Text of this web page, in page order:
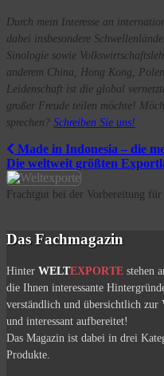
Durch mein Interesse an
dabei insbesondere
Sinologie sowie
anderem China, Hong Kong,
Leidenschaft ist die global
großer Freude teilen möchte!
sprechen? Schreiben Sie uns!
Beitrags-
Navigation
Made in Indonesia – die
Die weltweit größten
Frachtgut bei der Vorbereitung
Das Fachmagazin
Hinter WELTEXPORTE stehen
die Ihnen interessante
verständlich und übersichtlich zur
und interessant aufbereitet!
Das Magazin ist dabei in drei
Produkte.